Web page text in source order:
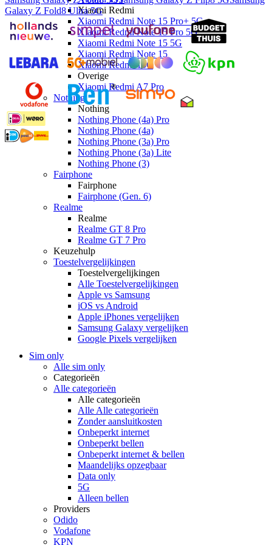
Xiaomi Redmi
Xiaomi Redmi Note 15 Pro+ 5G
Xiaomi Redmi Note 15 Pro 5G
Xiaomi Redmi Note 15 5G
Xiaomi Redmi Note 15
Xiaomi Redmi 15C
Overige
Xiaomi Redmi A7 Pro
Nothing
Nothing
Nothing Phone (4a) Pro
Nothing Phone (4a)
Nothing Phone (3a) Pro
Nothing Phone (3a) Lite
Nothing Phone (3)
Fairphone
Fairphone
Fairphone (Gen. 6)
Realme
Realme
Realme GT 8 Pro
Realme GT 7 Pro
Keuzehulp
Toestelvergelijkingen
Toestelvergelijkingen
Alle Toestelvergelijkingen
Apple vs Samsung
iOS vs Android
Apple iPhones vergelijken
Samsung Galaxy vergelijken
Google Pixels vergelijken
Sim only
Alle sim only
Categorieën
Alle categorieën
Alle categorieën
Alle Alle categorieën
Zonder aansluitkosten
Onbeperkt internet
Onbeperkt bellen
Onbeperkt internet & bellen
Maandelijks opzegbaar
Data only
5G
Alleen bellen
Providers
Odido
Vodafone
KPN
Galaxy Z Fold8 Ultra 5G